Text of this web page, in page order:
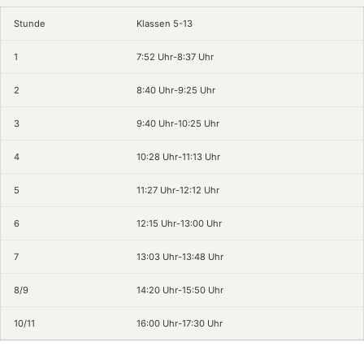
Stunde Klassen 5-13
1 7:52 Uhr-8:37 Uhr
2 8:40 Uhr-9:25 Uhr
3 9:40 Uhr-10:25 Uhr
4 10:28 Uhr-11:13 Uhr
5 11:27 Uhr-12:12 Uhr
6 12:15 Uhr-13:00 Uhr
7 13:03 Uhr-13:48 Uhr
8/9 14:20 Uhr-15:50 Uhr
10/11 16:00 Uhr-17:30 Uhr